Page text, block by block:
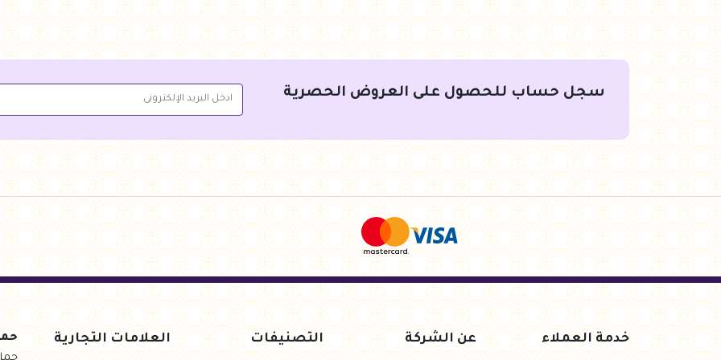
جنيه 231.50 جنيه 49.00
49.00 سجل حساب للحصول على العروض الحصرية
خدمة العملاء عن الشركة التصنيفات العلامات التجارية